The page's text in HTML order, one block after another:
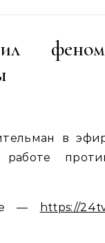
в
—
https://